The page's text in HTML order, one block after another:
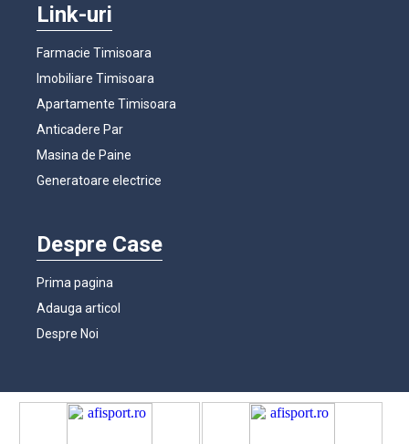
Link-uri
Farmacie Timisoara
Imobiliare Timisoara
Apartamente Timisoara
Anticadere Par
Masina de Paine
Generatoare electrice
Despre Case
Prima pagina
Adauga articol
Despre Noi